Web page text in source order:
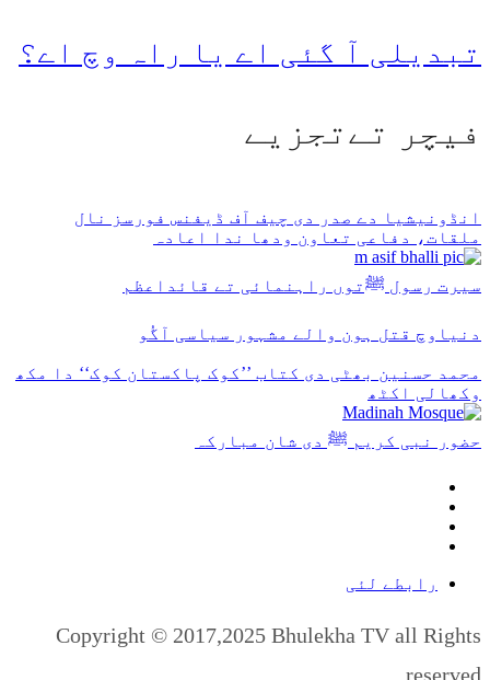
تبدیلی آ گئی اے یا راہ وچ اے؟
فیچر تےتجزیے
انڈونیشیا دے صدر دی چیف آف ڈیفنس فورسز نال
ملقات، دفاعی تعاون ودھا ندا اعادہ
سیرت رسول ﷺتوں راہنمائی تے قائداعظم
دنیاوچ قتل ہون والے مشہور سیاسی آگُو
محمد حسنین بھٹی دی کتاب ’’کوک پاکستان کوک‘‘ دا مکھ
وکھالی اکٹھ
حضور نبی کریم ﷺ دی شان مبارکہ
رابطے لئی
Copyright © 2017,2025 Bhulekha TV all Rights
reserved